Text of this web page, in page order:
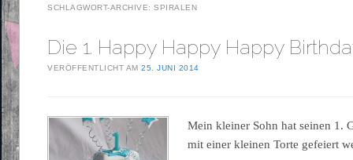
SCHLAGWORT-ARCHIVE:SPIRALEN
Die 1. Happy Happy Happy
VERÖFFENTLICHT AM25. JUNI 2014
Mein kleiner Sohn hat seinen 1.
mit einer kleinen Torte gefeiert